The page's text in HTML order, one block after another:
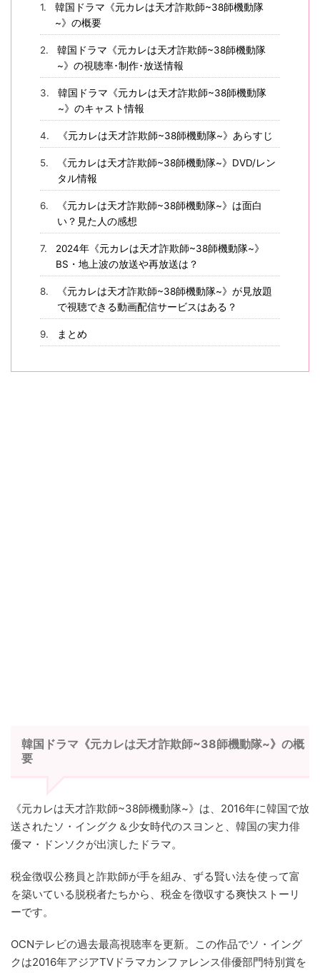
韓国ドラマ《元カレは天才詐欺師~38師機動隊
~》の概要
韓国ドラマ《元カレは天才詐欺師~38師機動隊
~》の視聴率･制作･放送情報
韓国ドラマ《元カレは天才詐欺師~38師機動隊
~》のキャスト情報
《元カレは天才詐欺師~38師機動隊~》あらすじ
《元カレは天才詐欺師~38師機動隊~》DVD/レン
タル情報
《元カレは天才詐欺師~38師機動隊~》は面白
い？見た人の感想
2024年《元カレは天才詐欺師~38師機動隊~》
BS・地上波の放送や再放送は？
《元カレは天才詐欺師~38師機動隊~》が見放題
で視聴できる動画配信サービスはある？
まとめ
韓国ドラマ《元カレは天才詐欺師~38師機動隊~》の概
要
《元カレは天才詐欺師~38師機動隊~》は、2016年に韓国で放
送されたソ・イングク＆少女時代のスヨンと、韓国の実力俳
優マ・ドンソクが出演したドラマ。
税金徴収公務員と詐欺師が手を組み、ずる賢い法を使って富
を築いている脱税者たちから、税金を徴収する爽快ストーリ
ーです。
OCNテレビの過去最高視聴率を更新。この作品でソ・イング
クは2016年アジアTVドラマカンファレンス俳優部門特別賞を